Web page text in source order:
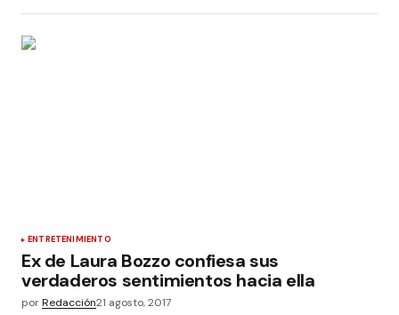
ENTRETENIMIENTO
Ex de Laura Bozzo confiesa sus
verdaderos sentimientos hacia ella
porRedacción21 agosto, 2017